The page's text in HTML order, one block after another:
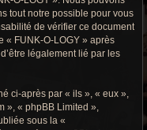
c
tout notre possible pour vous
de vérifier ce document
« FUNK-O-LOGY » après
légalement lié par les
ci-après par « ils », « eux »,
», « phpBB Limited »,
sous la «